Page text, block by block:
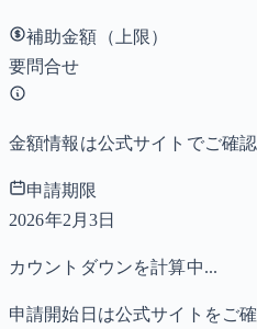
補助金額（上限）
要問合せ
金額情報は公式サイトでご確
申請期限
2026年2月3日
カウントダウンを計算中...
申請開始日は公式サイトをご